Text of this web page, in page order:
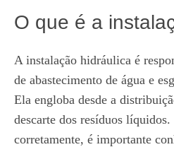
O que é a
A instalação hidráulica é
de abastecimento de água e
Ela engloba desde a
descarte dos resíduos
corretamente, é importante